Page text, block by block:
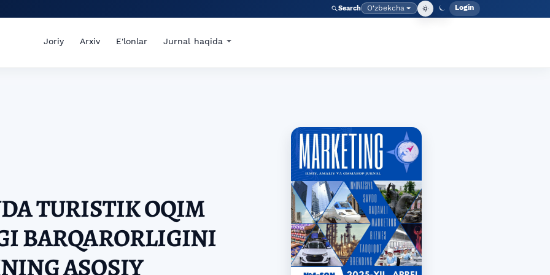
Search Language
O‘zbekcha Admin
Login
Joriy Arxiv E'lonlar Jurnal haqida
TURISTIK OQIM
BARQARORLIGINI
ASOSIY